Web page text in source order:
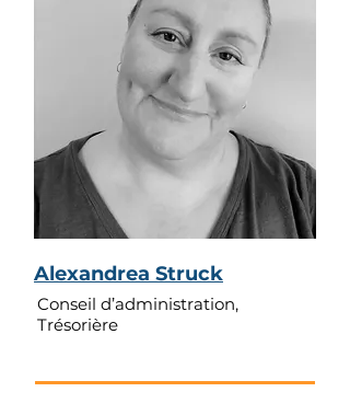
Alexandrea Struck
Conseil d’administration,
Trésorière